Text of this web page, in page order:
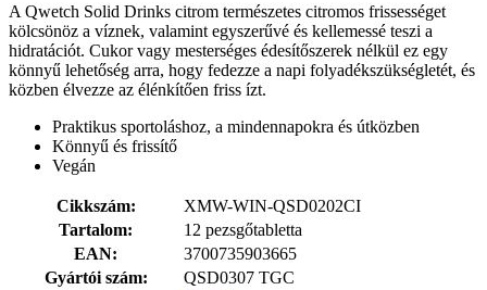
A Qwetch Solid Drinks citrom természetes citromos frissességet
kölcsönöz a víznek, valamint egyszerűvé és kellemessé teszi a
hidratációt. Cukor vagy mesterséges édesítőszerek nélkül ez egy
könnyű lehetőség arra, hogy fedezze a napi folyadékszükségletét, és
közben élvezze az élénkítően friss ízt.
Praktikus sportoláshoz, a mindennapokra és útközben
Könnyű és frissítő
Vegán
Cikkszám:
XMW-WIN-QSD0202CI
Tartalom:
12 pezsgőtabletta
EAN:
3700735903665
Gyártói szám:
QSD0307 TGC